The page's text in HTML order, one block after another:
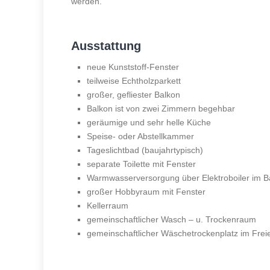
Ausstattung
neue Kunststoff-Fenster
teilweise Echtholzparkett
großer, gefliester Balkon
Balkon ist von zwei Zimmern begehbar
geräumige und sehr helle Küche
Speise- oder Abstellkammer
Tageslichtbad (baujahrtypisch)
separate Toilette mit Fenster
Warmwasserversorgung über Elektroboiler im
großer Hobbyraum mit Fenster
Kellerraum
gemeinschaftlicher Wasch – u. Trockenraum
gemeinschaftlicher Wäschetrockenplatz im